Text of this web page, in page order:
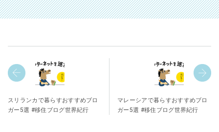
スリランカで暮らすおすすめブロ
ガー5選 #移住ブログ世界紀行
マレーシアで暮らすおすすめブロ
ガー5選 #移住ブログ世界紀行